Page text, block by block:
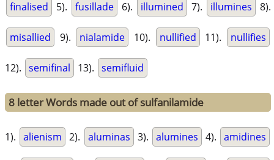
finalised 5). fusillade 6). illumined 7). illumines 8).
misallied 9). nialamide 10). nullified 11). nullifies
12). semifinal 13). semifluid
8 letter Words made out of sulfanilamide
1). alienism 2). aluminas 3). alumines 4). amidines